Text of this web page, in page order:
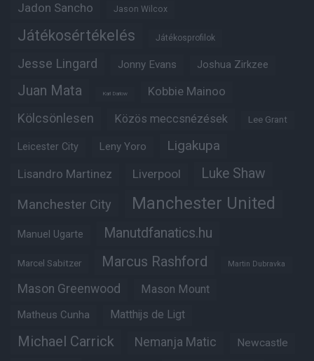
Jadon Sancho Jason Wilcox
Játékosértékelés Játékosprofilok
Jesse Lingard Jonny Evans Joshua Zirkzee
Juan Mata Karl Darlow Kobbie Mainoo
Kölcsönlesen Közös meccsnézések Lee Grant
Leicester City Leny Yoro Ligakupa
Lisandro Martinez Liverpool Luke Shaw
Manchester City Manchester United
Manuel Ugarte Manutdfanatics.hu
Marcel Sabitzer Marcus Rashford Martin Dubravka
Mason Greenwood Mason Mount
Matheus Cunha Matthijs de Ligt
Michael Carrick Nemanja Matic Newcastle